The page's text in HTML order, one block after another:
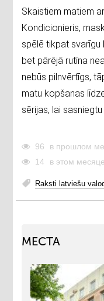
Skaistiem matiem
Kondicionieris,
spēlē tikpat svarīgu
bet pārējā rutīna
nebūs pilnvērtīgs,
matu kopšanas
sērijas, lai
96
в прошлом
14
в этом месяце
Raksti latviešu
МЕСТА